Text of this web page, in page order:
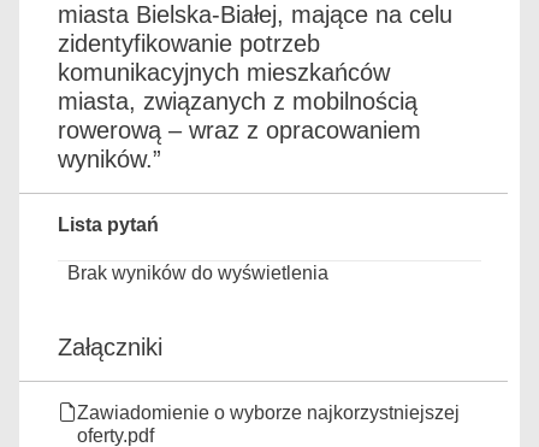
miasta Bielska-Białej, mające na celu
zidentyfikowanie potrzeb
komunikacyjnych mieszkańców
miasta, związanych z mobilnością
rowerową – wraz z opracowaniem
wyników.”
Lista pytań
Brak wyników do wyświetlenia
Załączniki
Zawiadomienie o wyborze najkorzystniejszej
oferty.pdf